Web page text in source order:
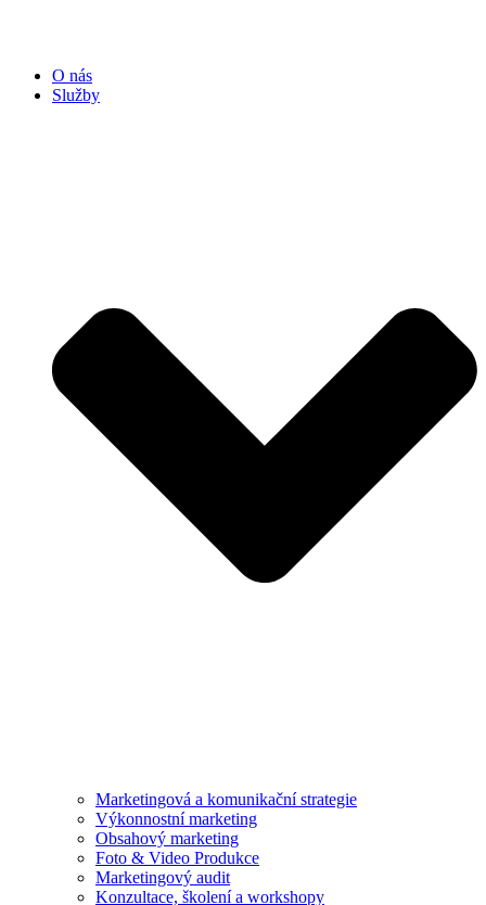
O nás
Služby
Marketingová a komunikační strategie
Výkonnostní marketing
Obsahový marketing
Foto & Video Produkce
Marketingový audit
Konzultace, školení a workshopy